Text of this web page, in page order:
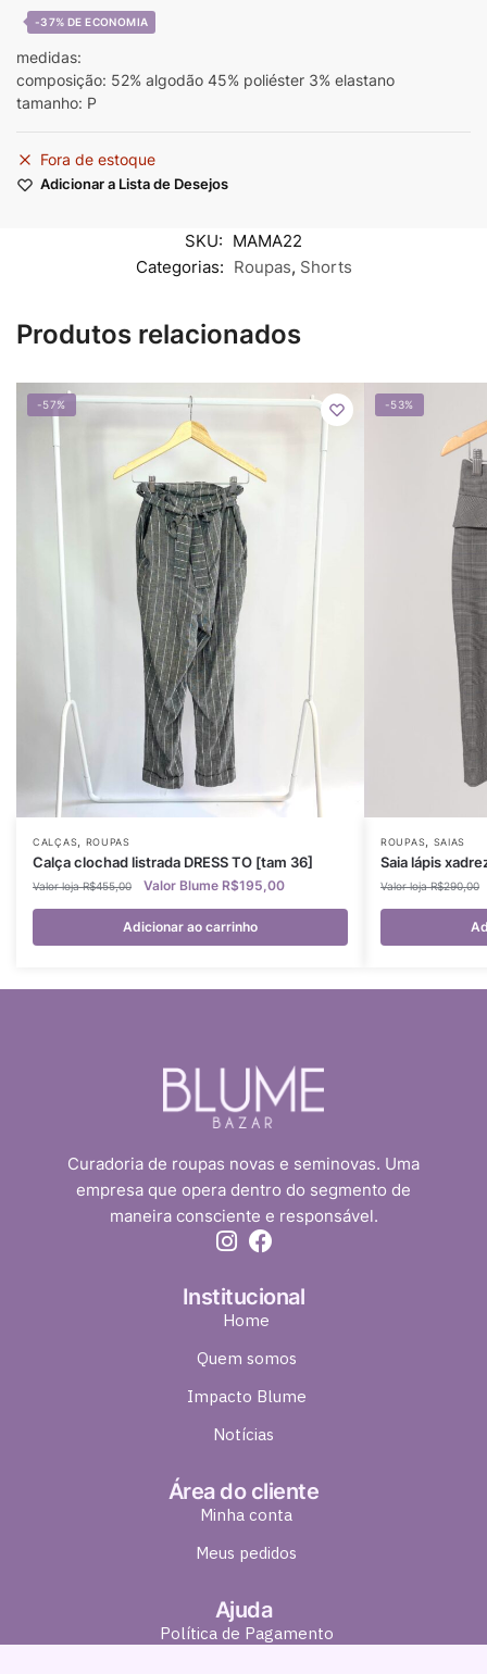
-37%
medidas:
composição: 52% algodão 45% poliéster 3% elastano
tamanho: P
Fora de estoque
Adicionar a Lista de Desejos
SKU: MAMA22
Categorias: Roupas, Shorts
Produtos relacionados
-57%
CALÇAS, ROUPAS
Calça clochad listrada DRESS TO [tam 36]
R$455,00 R$195,00
Adicionar ao carrinho
-53%
ROUPAS, SAIAS
Saia lápis
R$290,00
Curadoria de roupas novas e seminovas. Uma
empresa que opera dentro do segmento de
maneira consciente e responsável.
Institucional
Home
Quem somos
Impacto Blume
Notícias
Área do cliente
Minha conta
Meus pedidos
Ajuda
Política de Pagamento